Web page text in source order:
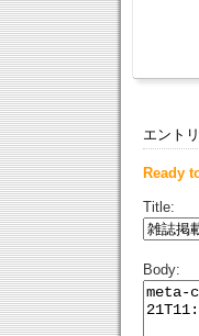
エント
Ready
Title:
Body: